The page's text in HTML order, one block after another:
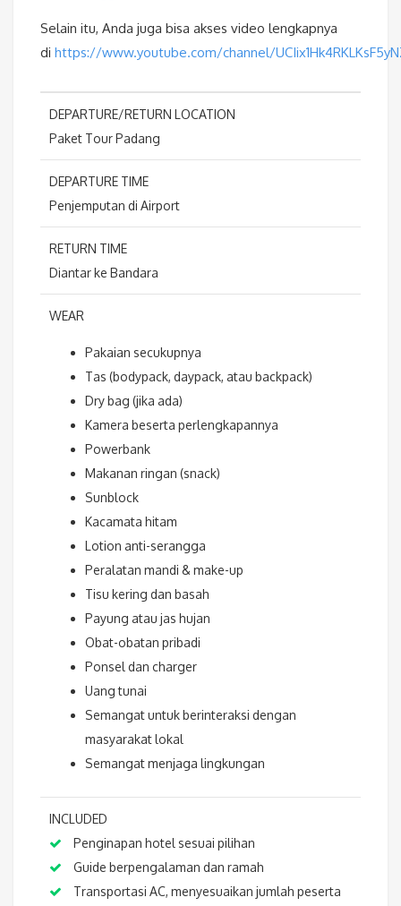
Selain itu, Anda juga bisa akses video lengkapnya
di https://www.youtube.com/channel/
DEPARTURE/RETURN LOCATION
Paket Tour Padang
DEPARTURE TIME
Penjemputan di Airport
RETURN TIME
Diantar ke Bandara
WEAR
Pakaian secukupnya
Tas (bodypack, daypack, atau backpack)
Dry bag (jika ada)
Kamera beserta perlengkapannya
Powerbank
Makanan ringan (snack)
Sunblock
Kacamata hitam
Lotion anti-serangga
Peralatan mandi & make-up
Tisu kering dan basah
Payung atau jas hujan
Obat-obatan pribadi
Ponsel dan charger
Uang tunai
Semangat untuk berinteraksi dengan
masyarakat lokal
Semangat menjaga lingkungan
INCLUDED
Penginapan hotel sesuai pilihan
Guide berpengalaman dan ramah
Transportasi AC, menyesuaikan jumlah peserta